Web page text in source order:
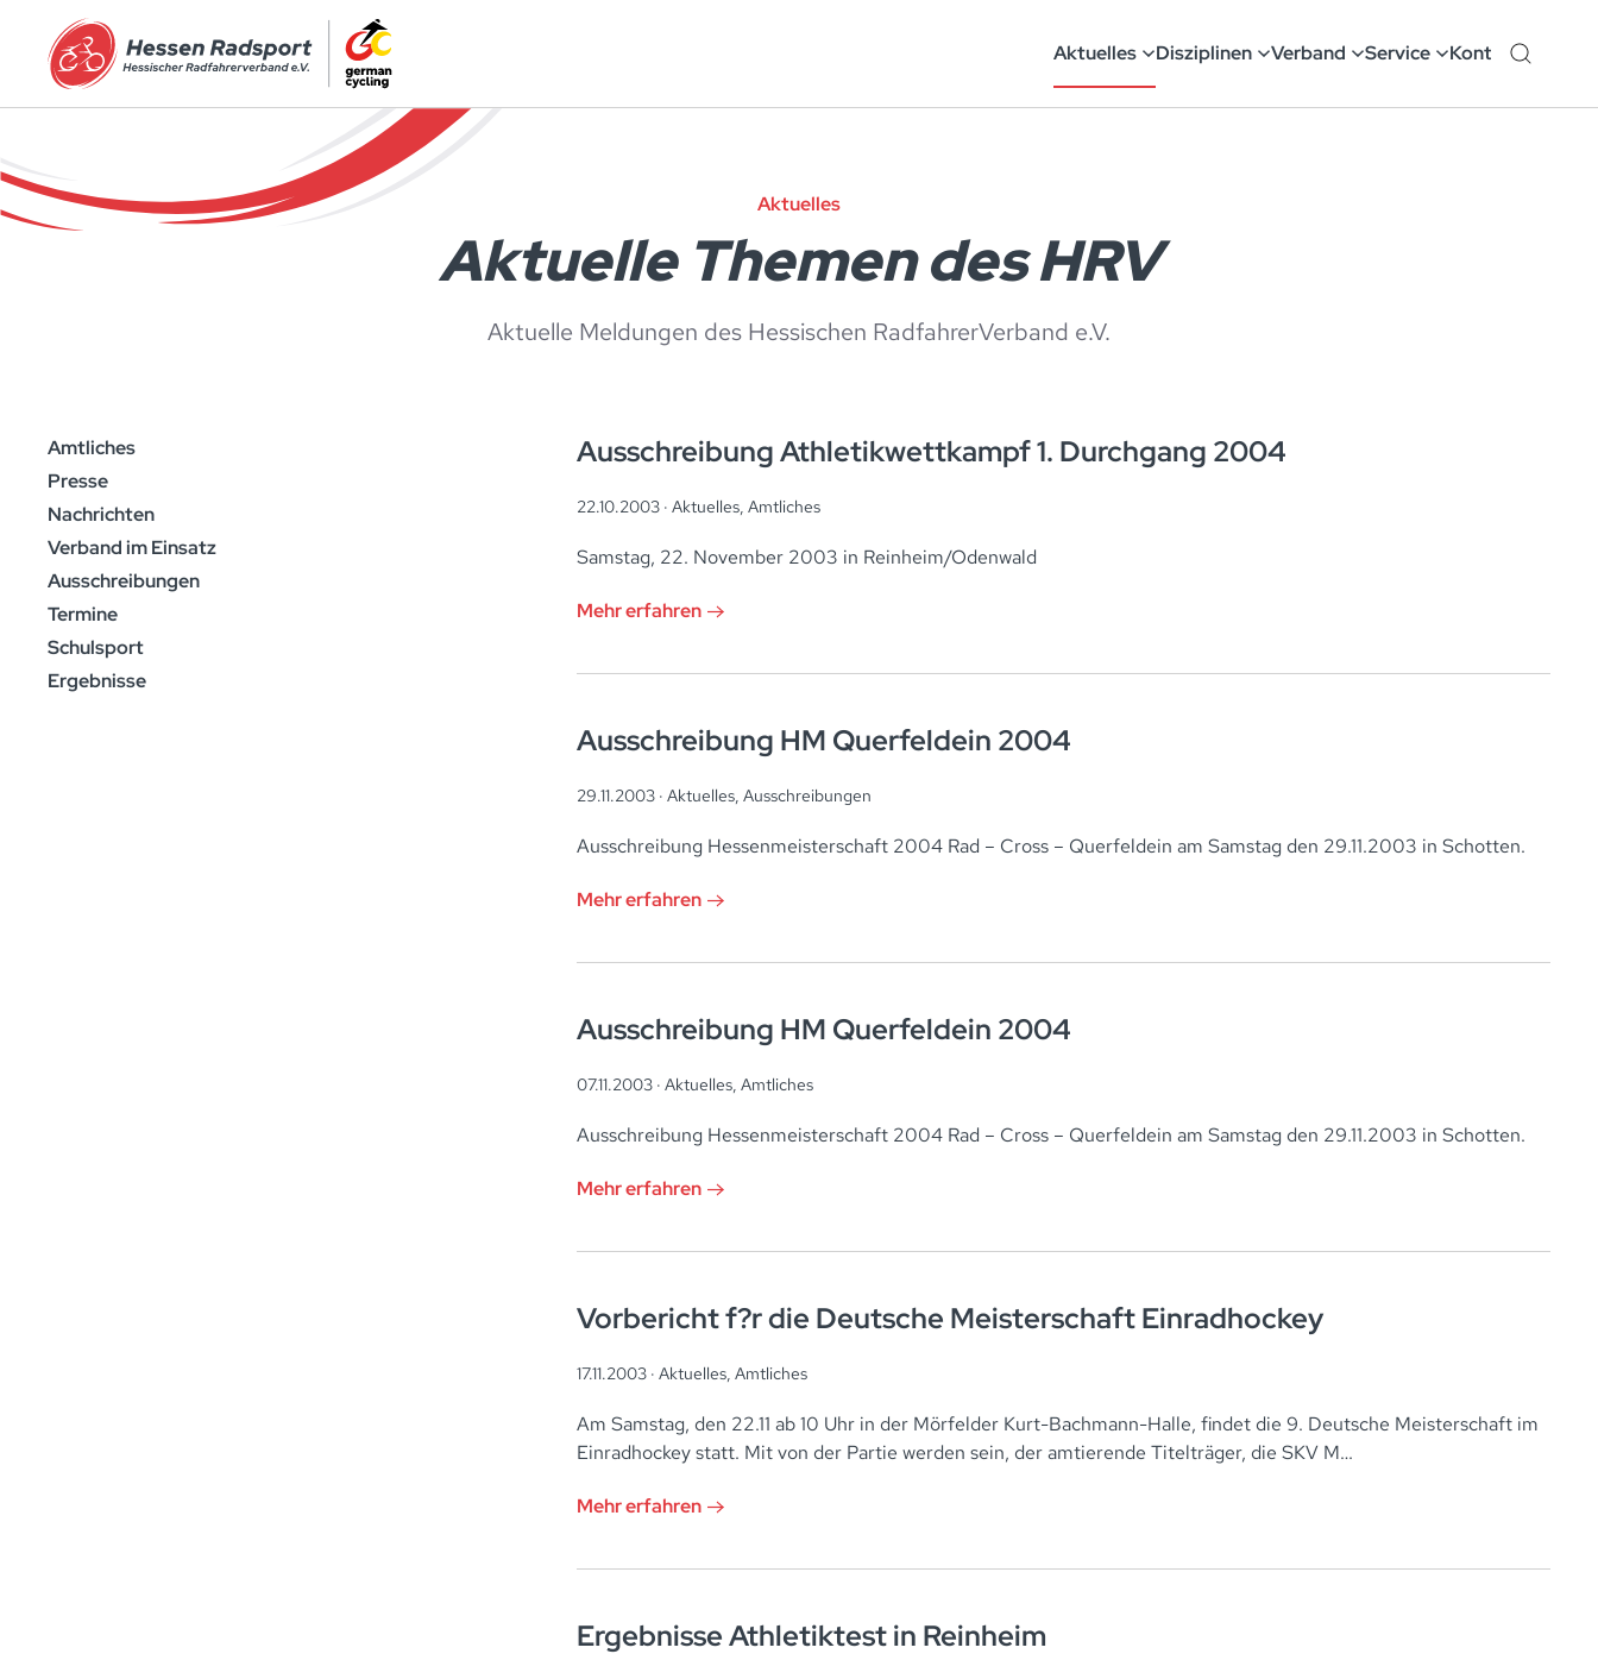
Zum Hauptinhalt springen
Aktuelles Disziplinen Verband Service Kontakt
Aktuelles
Aktuelle Themen des HRV
Aktuelle Meldungen des Hessischen RadfahrerVerband e.V.
Amtliches
Presse
Nachrichten
Verband im Einsatz
Ausschreibungen
Termine
Schulsport
Ergebnisse
Ausschreibung Athletikwettkampf 1. Durchgang 2004
22.10.2003 · Aktuelles, Amtliches
Samstag, 22. November 2003 in Reinheim/Odenwald
Mehr erfahren
Ausschreibung HM Querfeldein 2004
29.11.2003 · Aktuelles, Ausschreibungen
Ausschreibung Hessenmeisterschaft 2004 Rad – Cross – Querfeldein am Samstag den 29.11.2003 in Schotten.
Mehr erfahren
Ausschreibung HM Querfeldein 2004
07.11.2003 · Aktuelles, Amtliches
Ausschreibung Hessenmeisterschaft 2004 Rad – Cross – Querfeldein am Samstag den 29.11.2003 in Schotten.
Mehr erfahren
Vorbericht f?r die Deutsche Meisterschaft Einradhockey
17.11.2003 · Aktuelles, Amtliches
Am Samstag, den 22.11 ab 10 Uhr in der Mörfelder Kurt-Bachmann-Halle, findet die 9. Deutsche Meisterschaft im
Einradhockey statt. Mit von der Partie werden sein, der amtierende Titelträger, die SKV M…
Mehr erfahren
Ergebnisse Athletiktest in Reinheim